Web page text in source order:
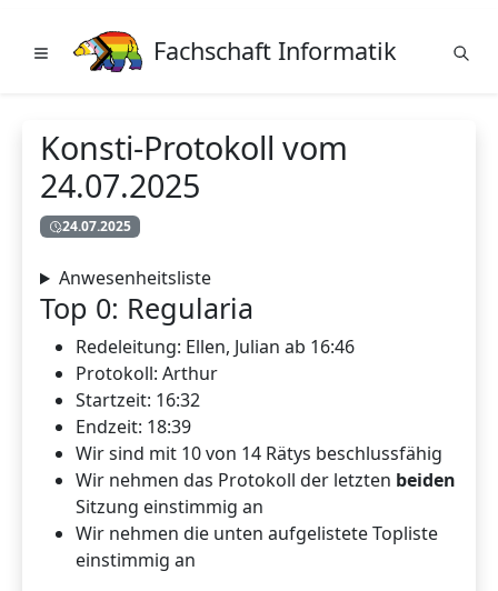
Fachschaft Informatik
Konsti-Protokoll vom
24.07.2025
24.07.2025
Anwesenheitsliste
Top 0: Regularia
Redeleitung: Ellen, Julian ab 16:46
Protokoll: Arthur
Startzeit: 16:32
Endzeit: 18:39
Wir sind mit 10 von 14 Rätys beschlussfähig
Wir nehmen das Protokoll der letzten beiden
Sitzung einstimmig an
Wir nehmen die unten aufgelistete Topliste
einstimmig an